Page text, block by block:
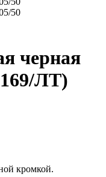
черная
ЛТ)
кромкой.